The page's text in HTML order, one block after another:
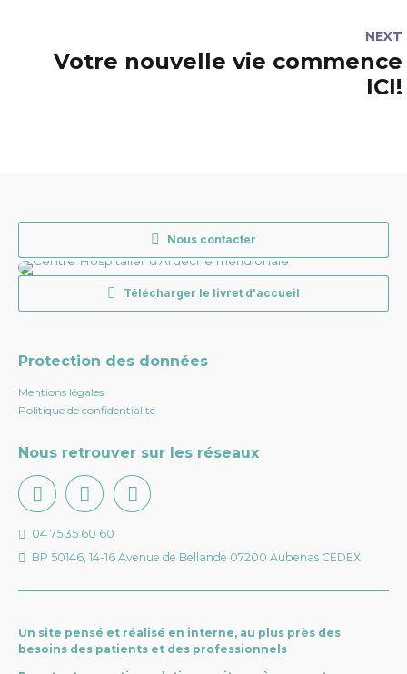
NEXT
Votre nouvelle vie commence
ICI!
Nous contacter
Télécharger le livret d'accueil
Protection des données
Mentions légales
Politique de confidentialité
Nous retrouver sur les réseaux
04 75 35 60 60
BP 50146, 14-16 Avenue de Bellande 07200 Aubenas CEDEX
Un site pensé et réalisé en interne, au plus près des
besoins des patients et des professionnels